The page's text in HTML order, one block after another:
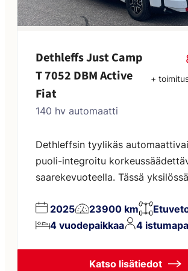
Dethleffs Just Camp
T 7052 DBM Active
Fiat
+
140 hv automaatti
Dethleffsin tyylikäs
puoli-integroitu
saarekevuoteella. Tässä
kattoikkuna, ikkunallinen asunto-
keskuslukituksella, ohjaamon
yläkappien yllä, seinien epäsuora
2025 23900 km
4 vuodepaikkaa
4
Katso lisätiedot